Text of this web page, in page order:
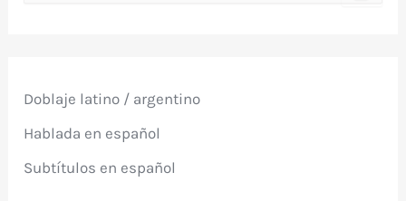
o
:
Doblaje latino / argentino
Hablada en español
Subtítulos en español